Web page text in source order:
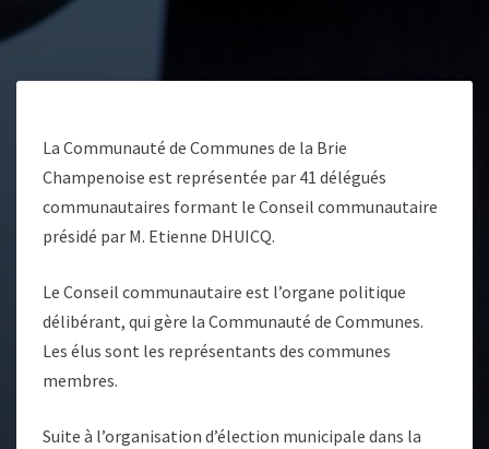
La Communauté de Communes de la Brie
Champenoise est représentée par 41 délégués
communautaires formant le Conseil communautaire
présidé par M. Etienne DHUICQ.
Le Conseil communautaire est l’organe politique
délibérant, qui gère la Communauté de Communes.
Les élus sont les représentants des communes
membres.
Suite à l’organisation d’élection municipale dans la